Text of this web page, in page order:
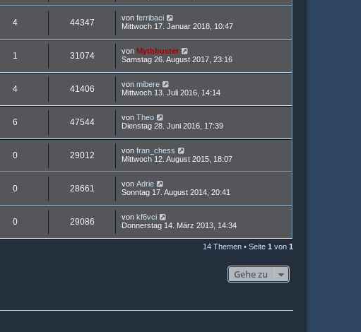
4 44347 von ferribaci
Mittwoch 17. Januar 2018, 10:47
1 31074 von Mythbuster
Samstag 26. August 2017, 23:16
4 41406 von mibere
Mittwoch 13. Juli 2016, 14:14
6 47544 von Theo
Dienstag 28. Juni 2016, 17:39
0 29012 von fran_chess
Mittwoch 12. August 2015, 18:07
0 28661 von Adrie
Sonntag 17. August 2014, 20:41
0 29086 von kf6vci
Donnerstag 14. März 2013, 14:34
14 Themen • Seite 1 von 1
Gehe zu